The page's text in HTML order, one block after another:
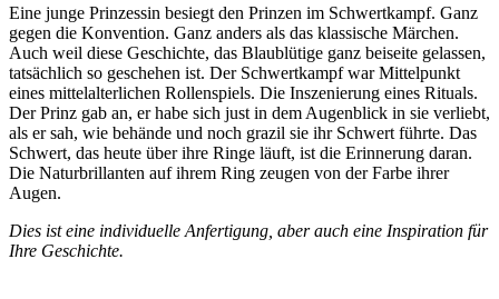
Eine junge Prinzessin besiegt den Prinzen im Schwertkampf. Ganz
gegen die Konvention. Ganz anders als das klassische Märchen.
Auch weil diese Geschichte, das Blaublütige ganz beiseite gelassen,
tatsächlich so geschehen ist. Der Schwertkampf war Mittelpunkt
eines mittelalterlichen Rollenspiels. Die Inszenierung eines Rituals.
Der Prinz gab an, er habe sich just in dem Augenblick in sie verliebt,
als er sah, wie behände und noch grazil sie ihr Schwert führte. Das
Schwert, das heute über ihre Ringe läuft, ist die Erinnerung daran.
Die Naturbrillanten auf ihrem Ring zeugen von der Farbe ihrer
Augen.
Dies ist eine individuelle Anfertigung, aber auch eine Inspiration für
Ihre Geschichte.